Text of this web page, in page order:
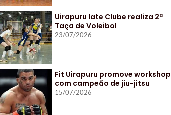
Uirapuru Iate Clube realiza 2ª
Taça de Voleibol
23/07/2026
Fit Uirapuru promove workshop
com campeão de jiu-jitsu
15/07/2026